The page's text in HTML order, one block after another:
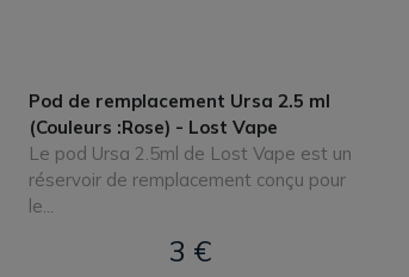
Pod de remplacement Ursa 2.5 ml
(Couleurs :Rose) - Lost Vape
Le pod Ursa 2.5ml de Lost Vape est un
réservoir de remplacement conçu pour
le...
3 €